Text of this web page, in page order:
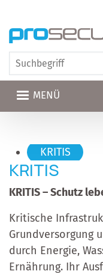
MENÜ
KRITIS
KRITIS
KRITIS – Schutz
Kritische
Grundversorgung
durch Energie,
Ernährung. Ihr